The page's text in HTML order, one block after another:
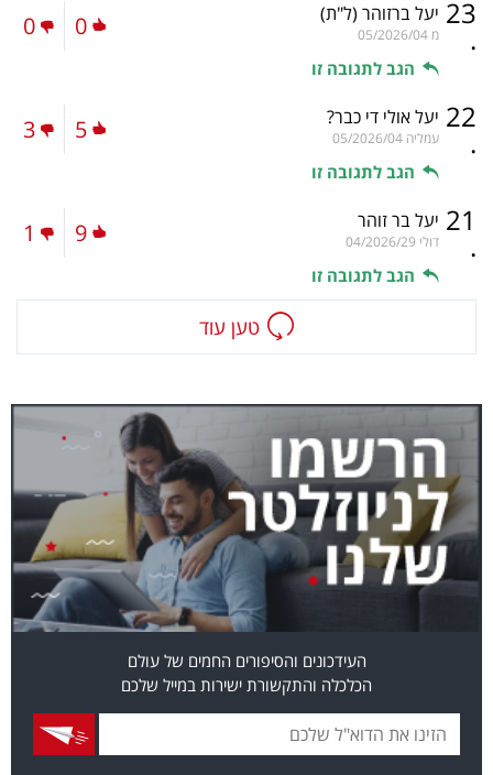
23
.
יעל ברזוהר (ל"ת)
מ05/2026/04
הגב לתגובה זו
0
0
22
.
יעל אולי די כבר?
עמליה 05/2026/04
הגב לתגובה זו
5
3
21
.
יעל בר זוהר
דולי 04/2026/29
הגב לתגובה זו
9
1
טען עוד
העידכונים והסיפורים החמים של עולם
הכלכלה והתקשורת ישירות במייל שלכם